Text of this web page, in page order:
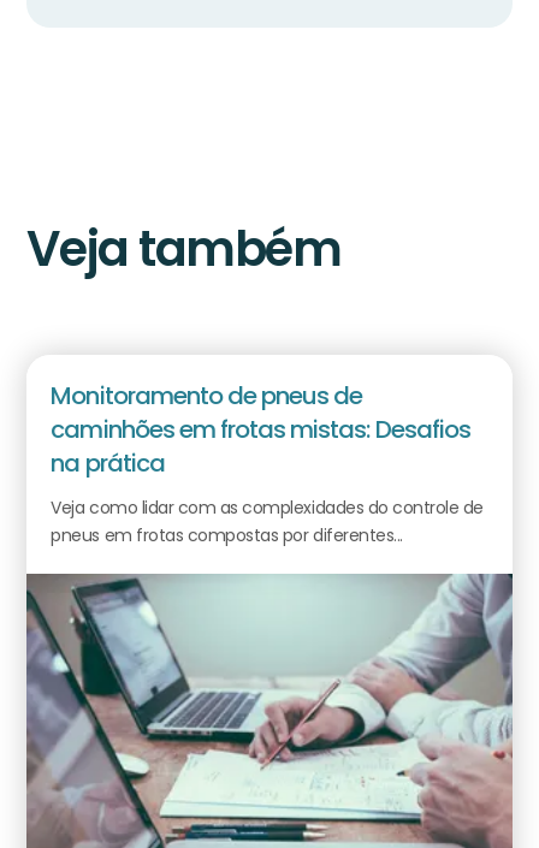
Veja também
Monitoramento de pneus de
caminhões em frotas mistas: Desafios
na prática
Veja como lidar com as complexidades do controle de
pneus em frotas compostas por diferentes...